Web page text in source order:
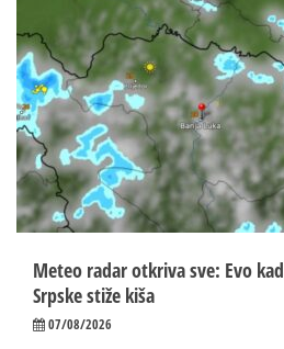
Meteo radar otkriva sve: Evo
Srpske stiže kiša
07/08/2026